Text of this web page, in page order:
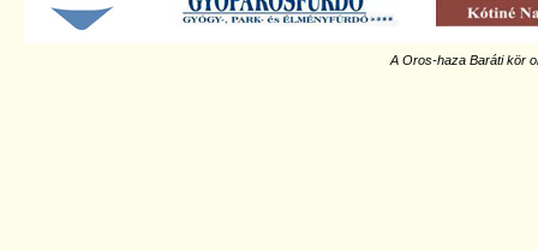
A Oros-haza Baráti kör